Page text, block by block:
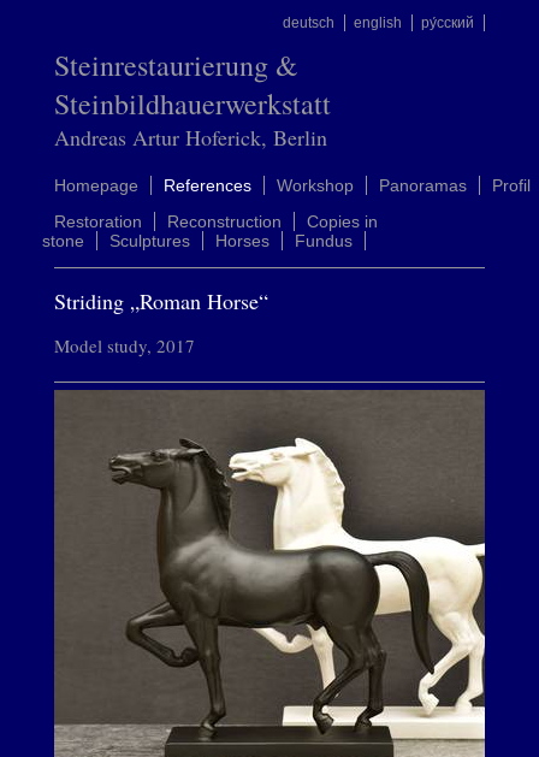
deutsch english ру́сский
Steinrestaurierung &
Steinbildhauerwerkstatt
Andreas Artur Hoferick, Berlin
Homepage References Workshop Panoramas
Profil
Restoration
Reconstruction
Copies in
stone
Sculptures Horses Fundus
Striding „Roman Horse“
Model study, 2017